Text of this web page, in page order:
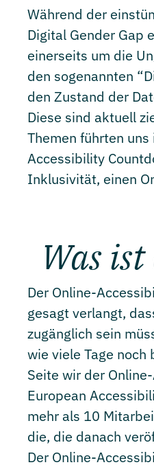
Während der
Digital Gender Gap
einerseits um die
den sogenannten
den Zustand der
Diese sind aktuell
Themen führten
Accessibility
Inklusivität, einen
Was
Der Online-
gesagt verlangt,
zugänglich sein
wie viele Tage noch
Seite wir der
European
mehr als 10
die, die danach
Der Online-